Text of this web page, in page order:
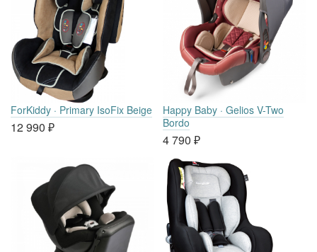
ForKiddy · Primary IsoFix Beige
12 990 ₽
Happy Baby · Gelios V-Two
Bordo
4 790 ₽